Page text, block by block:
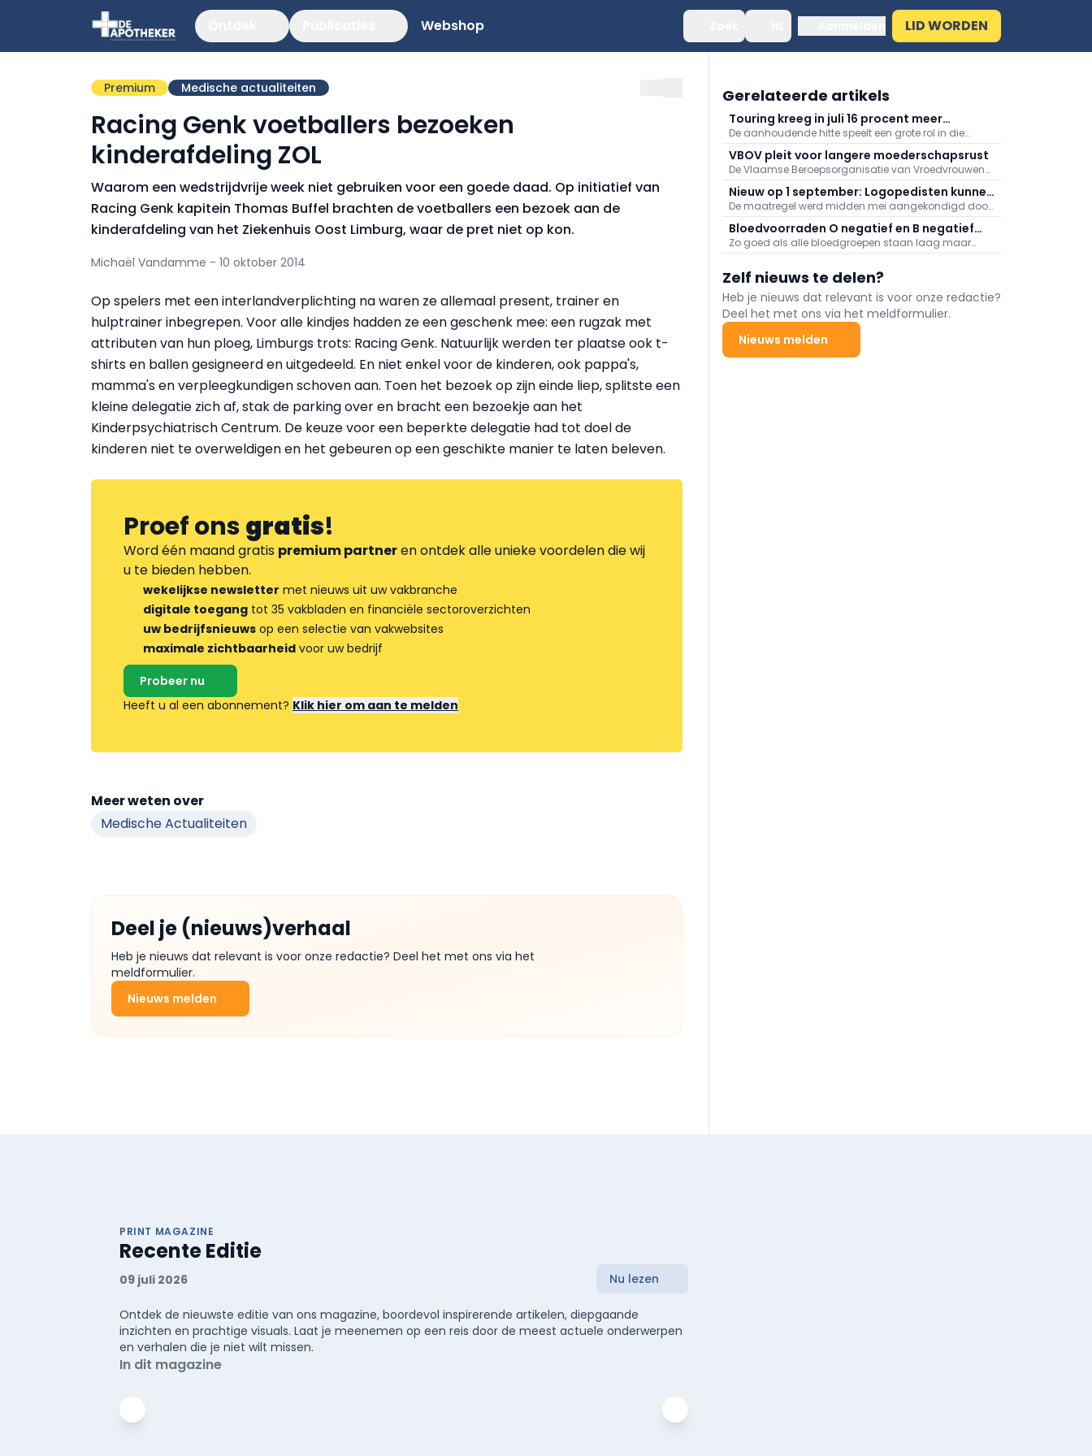
Webshop LID WORDEN
Premium Medische actualiteiten
Racing Genk voetballers bezoeken
kinderafdeling ZOL
Waarom een wedstrijdvrije week niet gebruiken voor een goede daad. Op initiatief van
Racing Genk kapitein Thomas Buffel brachten de voetballers een bezoek aan de
kinderafdeling van het Ziekenhuis Oost Limburg, waar de pret niet op kon.
Michaël Vandamme - 10 oktober 2014
Op spelers met een interlandverplichting na waren ze allemaal present, trainer en
hulptrainer inbegrepen. Voor alle kindjes hadden ze een geschenk mee: een rugzak met
attributen van hun ploeg, Limburgs trots: Racing Genk. Natuurlijk werden ter plaatse ook t-
shirts en ballen gesigneerd en uitgedeeld. En niet enkel voor de kinderen, ook pappa's,
mamma's en verpleegkundigen schoven aan. Toen het bezoek op zijn einde liep, splitste een
kleine delegatie zich af, stak de parking over en bracht een bezoekje aan het
Kinderpsychiatrisch Centrum. De keuze voor een beperkte delegatie had tot doel de
kinderen niet te overweldigen en het gebeuren op een geschikte manier te laten beleven.
Proef onsgratis!
Word één maand gratis premium partneren ontdek alle unieke voordelen die wij
u te bieden hebben.
wekelijkse newsletter met nieuws uit uw vakbranche
digitale toegang tot 35 vakbladen en financiële sectoroverzichten
uw bedrijfsnieuws op een selectie van vakwebsites
maximale zichtbaarheid voor uw bedrijf
Probeer nu
Heeft u al een abonnement? Klik hier om aan te melden
Meer weten over
Medische Actualiteiten
Deel je (nieuws)verhaal
Heb je nieuws dat relevant is voor onze redactie? Deel het met ons via het
meldformulier.
Nieuws melden
Gerelateerde artikels
Touring kreeg in juli 16 procent meer
medische dossiers binnen: "Hitte speelt
grote rol"
De aanhoudende hitte speelt een grote rol in die
stijging, meldt Touring. Er kwamen daarnaast veel
oproepen binnen naar aanleiding van de
bosbranden in het zuiden van Europa.
VBOV pleit voor langere moederschapsrust
De Vlaamse Beroepsorganisatie van Vroedvrouwen
(VBOV) vraagt de federale overheid om de
moederschapsrust uit te breiden tot minstens zes
maanden na de bevalling.
Nieuw op 1 september: Logopedisten kunnen
ook videoconsultaties aanbieden
De maatregel werd midden mei aangekondigd door
minister van Volksgezondheid Frank Vandenbroucke
(Vooruit).
Bloedvoorraden O negatief en B negatief
zeer laag
Zo goed als alle bloedgroepen staan laag maar
vooral de voorraden aan O negatief en B negatief
baren zorgen.
Zelf nieuws te delen?
Heb je nieuws dat relevant is voor onze redactie?
Deel het met ons via het meldformulier.
Nieuws melden
PRINT MAGAZINE
Recente Editie
09 juli 2026 Nu lezen
Ontdek de nieuwste editie van ons magazine, boordevol inspirerende artikelen, diepgaande
inzichten en prachtige visuals. Laat je meenemen op een reis door de meest actuele onderwerpen
en verhalen die je niet wilt missen.
In dit magazine